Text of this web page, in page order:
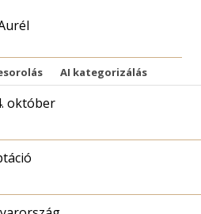
AI kategorizálás
október